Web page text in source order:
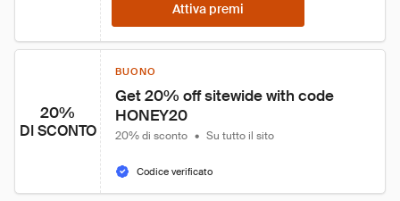
Attiva premi
20%
DI SCONTO
BUONO
Get 20% off sitewide with code
HONEY20
20% di sconto • Su tutto il sito
Codice verificato